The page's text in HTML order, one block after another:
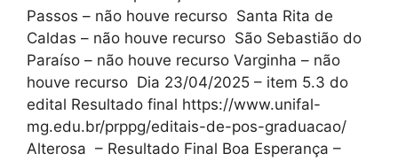
Passos – não houve recurso Santa Rita de
Caldas – não houve recurso São Sebastião do
Paraíso – não houve recurso Varginha – não
houve recurso Dia 23/04/2025 – item 5.3 do
edital Resultado final https://www.unifal-
mg.edu.br/prppg/editais-de-pos-graduacao/
Alterosa – Resultado Final Boa Esperança –